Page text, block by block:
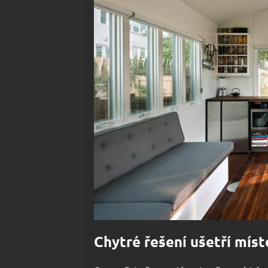
Chytré řešení ušetří